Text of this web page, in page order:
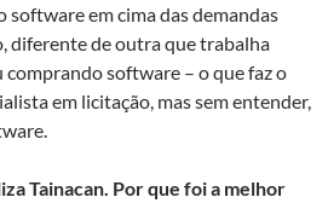
software em cima das demandas
diferente de outra que trabalha
software – o que faz o
em licitação, mas sem entender,
Tainacan. Por que foi a melhor